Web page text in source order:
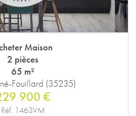
Maison
2 pièces
65 m²
Fouillard (35235)
900 €
Réf. 1463VM